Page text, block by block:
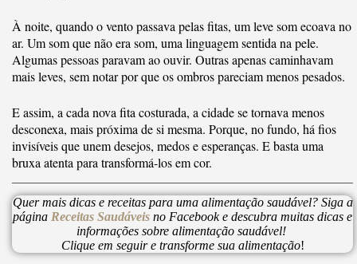
À noite, quando o vento passava pelas fitas, um leve som ecoava no
ar. Um som que não era som, uma linguagem sentida na pele.
Algumas pessoas paravam ao ouvir. Outras apenas caminhavam
mais leves, sem notar por que os ombros pareciam menos pesados.
E assim, a cada nova fita costurada, a cidade se tornava menos
desconexa, mais próxima de si mesma. Porque, no fundo, há fios
invisíveis que unem desejos, medos e esperanças. E basta uma
bruxa atenta para transformá-los em cor.
Quer mais dicas e receitas para uma alimentação saudável? Siga a
página Receitas Saudáveis no Facebook e descubra muitas dicas e
informações sobre alimentação saudável!
Clique em seguir e transforme sua alimentação!